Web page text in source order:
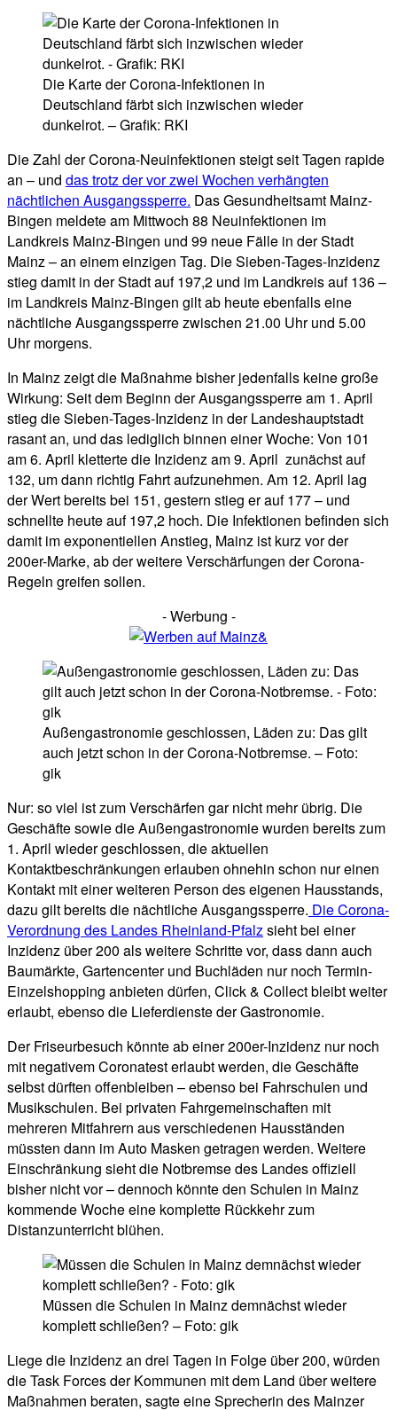
Die Karte der Corona-Infektionen in
Deutschland färbt sich inzwischen wieder
dunkelrot. – Grafik: RKI
Die Zahl der Corona-Neuinfektionen steigt seit Tagen rapide
an – und das trotz der vor zwei Wochen verhängten
nächtlichen Ausgangssperre. Das Gesundheitsamt Mainz-
Bingen meldete am Mittwoch 88 Neuinfektionen im
Landkreis Mainz-Bingen und 99 neue Fälle in der Stadt
Mainz – an einem einzigen Tag. Die Sieben-Tages-Inzidenz
stieg damit in der Stadt auf 197,2 und im Landkreis auf 136 –
im Landkreis Mainz-Bingen gilt ab heute ebenfalls eine
nächtliche Ausgangssperre zwischen 21.00 Uhr und 5.00
Uhr morgens.
In Mainz zeigt die Maßnahme bisher jedenfalls keine große
Wirkung: Seit dem Beginn der Ausgangssperre am 1. April
stieg die Sieben-Tages-Inzidenz in der Landeshauptstadt
rasant an, und das lediglich binnen einer Woche: Von 101
am 6. April kletterte die Inzidenz am 9. April zunächst auf
132, um dann richtig Fahrt aufzunehmen. Am 12. April lag
der Wert bereits bei 151, gestern stieg er auf 177 – und
schnellte heute auf 197,2 hoch. Die Infektionen befinden sich
damit im exponentiellen Anstieg, Mainz ist kurz vor der
200er-Marke, ab der weitere Verschärfungen der Corona-
Regeln greifen sollen.
- Werbung -
Außengastronomie geschlossen, Läden zu: Das gilt
auch jetzt schon in der Corona-Notbremse. – Foto:
gik
Nur: so viel ist zum Verschärfen gar nicht mehr übrig. Die
Geschäfte sowie die Außengastronomie wurden bereits zum
1. April wieder geschlossen, die aktuellen
Kontaktbeschränkungen erlauben ohnehin schon nur einen
Kontakt mit einer weiteren Person des eigenen Hausstands,
dazu gilt bereits die nächtliche Ausgangssperre. Die Corona-
Verordnung des Landes Rheinland-Pfalzsieht bei einer
Inzidenz über 200 als weitere Schritte vor, dass dann auch
Baumärkte, Gartencenter und Buchläden nur noch Termin-
Einzelshopping anbieten dürfen, Click & Collect bleibt weiter
erlaubt, ebenso die Lieferdienste der Gastronomie.
Der Friseurbesuch könnte ab einer 200er-Inzidenz nur noch
mit negativem Coronatest erlaubt werden, die Geschäfte
selbst dürften offenbleiben – ebenso bei Fahrschulen und
Musikschulen. Bei privaten Fahrgemeinschaften mit
mehreren Mitfahrern aus verschiedenen Hausständen
müssten dann im Auto Masken getragen werden. Weitere
Einschränkung sieht die Notbremse des Landes offiziell
bisher nicht vor – dennoch könnte den Schulen in Mainz
kommende Woche eine komplette Rückkehr zum
Distanzunterricht blühen.
Müssen die Schulen in Mainz demnächst wieder
komplett schließen? – Foto: gik
Liege die Inzidenz an drei Tagen in Folge über 200, würden
die Task Forces der Kommunen mit dem Land über weitere
Maßnahmen beraten, sagte eine Sprecherin des Mainzer